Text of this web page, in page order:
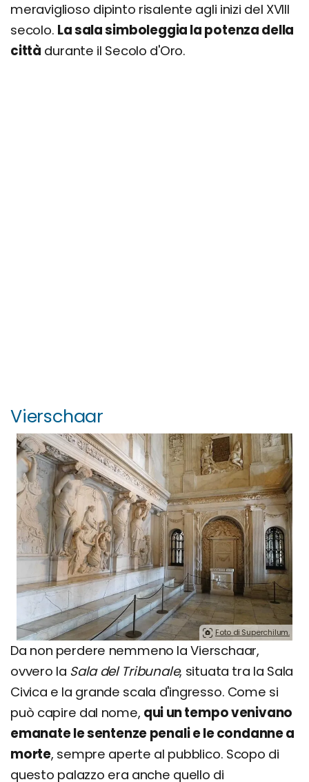
meraviglioso dipinto risalente agli inizi del XVIII
secolo. La sala simboleggia la potenza della
città durante il Secolo d'Oro.
Vierschaar
Foto di Superchilum.
Da non perdere nemmeno la Vierschaar,
ovvero la Sala del Tribunale, situata tra la Sala
Civica e la grande scala d'ingresso. Come si
può capire dal nome, qui un tempo venivano
emanate le sentenze penali e le condanne a
morte, sempre aperte al pubblico. Scopo di
questo palazzo era anche quello di